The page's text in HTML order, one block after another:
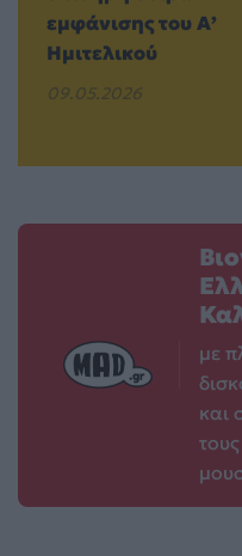
εμφάνισης του Α’
Ημιτελικού
09.05.2026
με
και